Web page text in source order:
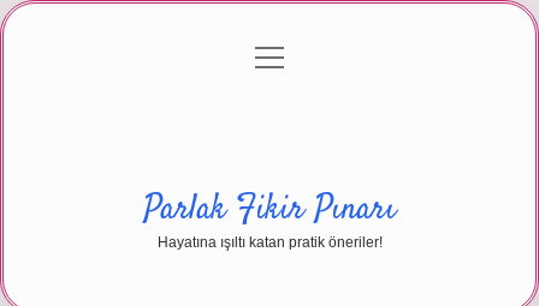
Gizlilik Politikası
menüyü
Parlak Fikir Pınarı
Hayatına ışıltı katan pratik öneriler!